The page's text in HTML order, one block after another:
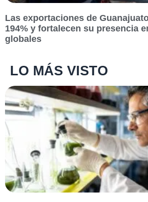
Las exportaciones de
194% y fortalecen su presencia
globales
LO MÁS VISTO